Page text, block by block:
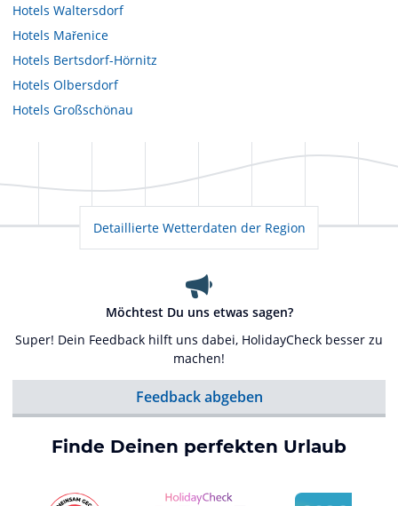
Hotels Waltersdorf
Hotels Mařenice
Hotels Bertsdorf-Hörnitz
Hotels Olbersdorf
Hotels Großschönau
Detaillierte Wetterdaten der Region
Möchtest Du uns etwas sagen?
Super! Dein Feedback hilft uns dabei, HolidayCheck besser zu
machen!
Feedback abgeben
Finde Deinen perfekten Urlaub